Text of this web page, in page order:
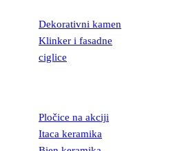
Dekorativni kamen
Klinker i fasadne
ciglice
Pločice na akciji
Itaca keramika